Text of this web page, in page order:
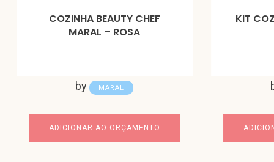
COZINHA BEAUTY CHEF
MARAL – ROSA
by MARAL
ADICIONAR AO ORÇAMENTO
KIT